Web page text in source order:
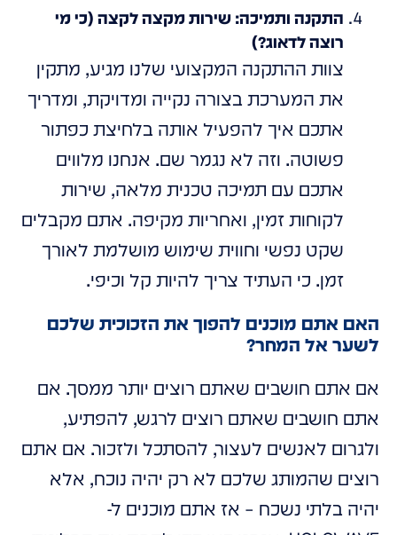
התקנה ותמיכה: שירות מקצה לקצה (כי מי
רוצה לדאוג?)
צוות ההתקנה המקצועי שלנו מגיע, מתקין
את המערכת בצורה נקייה ומדויקת, ומדריך
אתכם איך להפעיל אותה בלחיצת כפתור
פשוטה. וזה לא נגמר שם. אנחנו מלווים
אתכם עם תמיכה טכנית מלאה, שירות
לקוחות זמין, ואחריות מקיפה. אתם מקבלים
שקט נפשי וחווית שימוש מושלמת לאורך
זמן. כי העתיד צריך להיות קל וכיפי.
האם אתם מוכנים להפוך את הזכוכית שלכם
לשער אל המחר?
אם אתם חושבים שאתם רוצים יותר ממסך. אם
אתם חושבים שאתם רוצים לרגש, להפתיע,
ולגרום לאנשים לעצור, להסתכל ולזכור. אם אתם
רוצים שהמותג שלכם לא רק יהיה נוכח, אלא
יהיה בלתי נשכח – אז אתם מוכנים ל-